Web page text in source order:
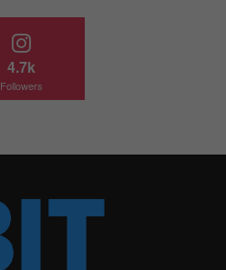
4.7k
Followers